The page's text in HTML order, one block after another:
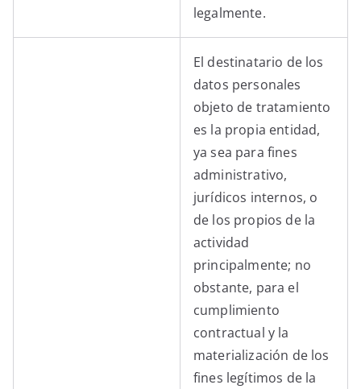
legalmente.
El destinatario de los
datos personales
objeto de tratamiento
es la propia entidad,
ya sea para fines
administrativo,
jurídicos internos, o
de los propios de la
actividad
principalmente; no
obstante, para el
cumplimiento
contractual y la
materialización de los
fines legítimos de la